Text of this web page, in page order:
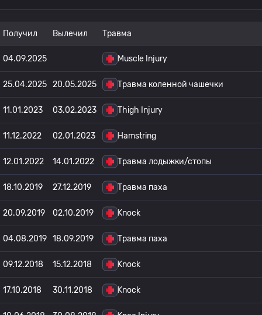
Получил Вылечил Травма
04.09.2025 Muscle Injury
25.04.2025 20.05.2025 Травма коленной чашечки
11.01.2023 03.02.2023 Thigh Injury
11.12.2022 02.01.2023 Hamstring
12.01.2022 14.01.2022 Травма лодыжки/стопы
18.10.2019 27.12.2019 Травма паха
20.09.2019 02.10.2019 Knock
04.08.2019 18.09.2019 Травма паха
09.12.2018 15.12.2018 Knock
17.10.2018 30.11.2018 Knock